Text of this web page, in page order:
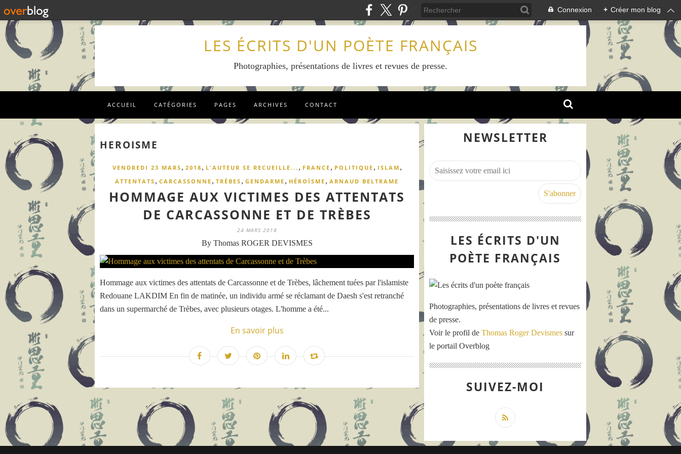
Connexion + Créer mon blog
LES ÉCRITS D'UN POÈTE FRANÇAIS
Photographies, présentations de livres et revues de presse.
ACCUEIL CATÉGORIES PAGES ARCHIVES CONTACT
HEROISME
VENDREDI 23 MARS , 2018 , L'AUTEUR SE RECUEILLE... , FRANCE , POLITIQUE , ISLAM ,
ATTENTATS , CARCASSONNE , TRÈBES , GENDARME , HÉROÏSME , ARNAUD BELTRAME
HOMMAGE AUX VICTIMES DES ATTENTATS
DE CARCASSONNE ET DE TRÈBES
24 MARS 2018
By Thomas ROGER DEVISMES
Hommage aux victimes des attentats de Carcassonne et de Trèbes, lâchement tuées par l'islamiste
Redouane LAKDIM En fin de matinée, un individu armé se réclamant de Daesh s'est retranché
dans un supermarché de Trèbes, avec plusieurs otages. L'homme a été...
En savoir plus
NEWSLETTER
LES ÉCRITS D'UN
POÈTE FRANÇAIS
Photographies, présentations de livres et revues
de presse.
Voir le profil de Thomas Roger Devismes sur
le portail Overblog
SUIVEZ-MOI